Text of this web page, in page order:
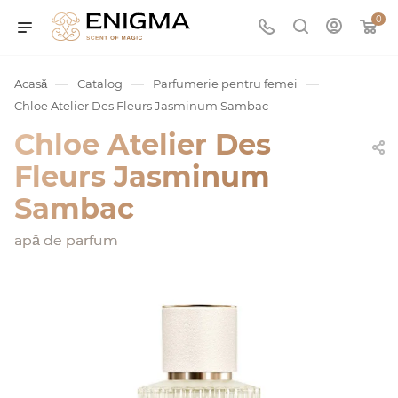
0
Acasă — Catalog — Parfumerie pentru femei —
Chloe Atelier Des Fleurs Jasminum Sambac
Chloe Atelier Des
Fleurs Jasminum
Sambac
apă de parfum